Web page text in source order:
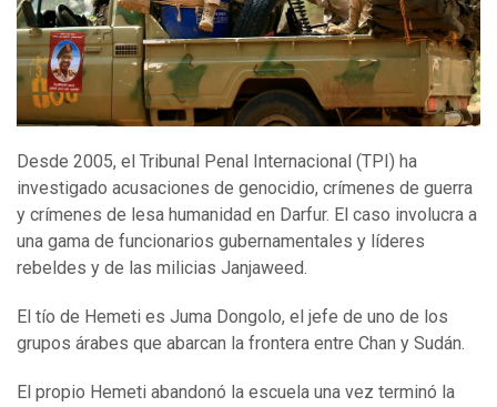
Desde 2005, el Tribunal Penal Internacional (TPI) ha
investigado acusaciones de genocidio, crímenes de guerra
y crímenes de lesa humanidad en Darfur. El caso involucra a
una gama de funcionarios gubernamentales y líderes
rebeldes y de las milicias Janjaweed.
El tío de Hemeti es Juma Dongolo, el jefe de uno de los
grupos árabes que abarcan la frontera entre Chan y Sudán.
El propio Hemeti abandonó la escuela una vez terminó la